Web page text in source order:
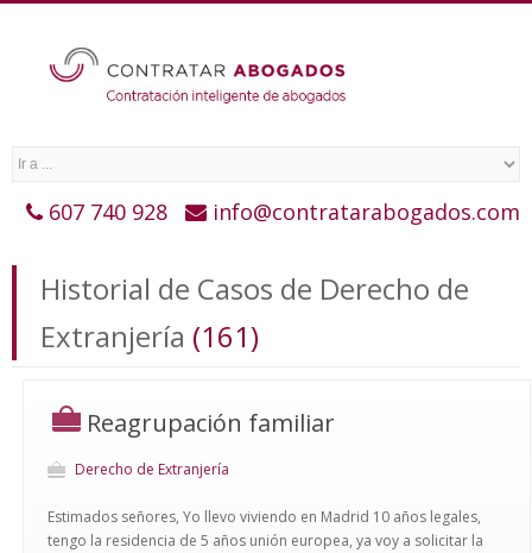
607 740 928 info@contratarabogados.com
Historial de Casos de Derecho de
Extranjería (161)
Reagrupación familiar
Derecho de Extranjería
Estimados señores, Yo llevo viviendo en Madrid 10 años legales,
tengo la residencia de 5 años unión europea, ya voy a solicitar la